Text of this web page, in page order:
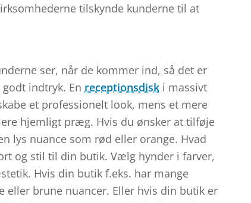
tilskynde kunderne til at
ser, når de kommer ind, så det er
indtryk. En receptionsdisk i massivt
et professionelt look, mens et mere
hjemligt præg. Hvis du ønsker at tilføje
lys nuance som rød eller orange. Hvad
og stil til din butik. Vælg hynder i farver,
Hvis din butik f.eks. har mange
brune nuancer. Eller hvis din butik er